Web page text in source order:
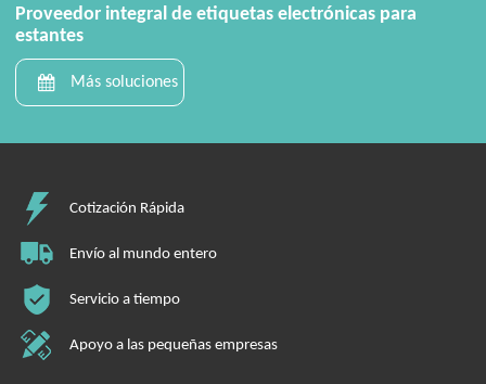
Proveedor integral de etiquetas electrónicas para
estantes
Más soluciones
Cotización Rápida
Envío al mundo entero
Servicio a tiempo
Apoyo a las pequeñas empresas